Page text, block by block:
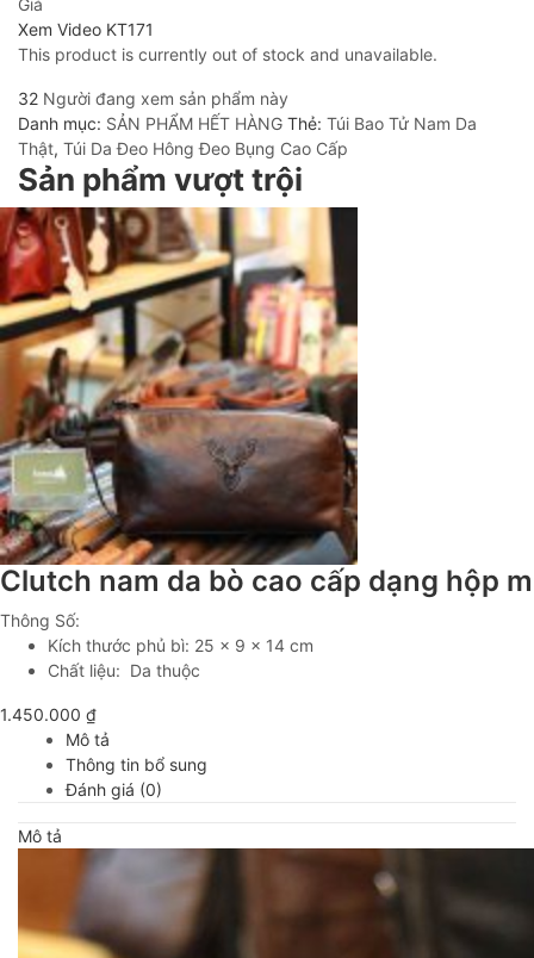
Giá
Xem Video KT171
This product is currently out of stock and unavailable.
32 Người đang xem sản phẩm này
Danh mục: SẢN PHẨM HẾT HÀNG Thẻ: Túi Bao Tử Nam Da
Thật, Túi Da Đeo Hông Đeo Bụng Cao Cấp
Sản phẩm vượt trội
Clutch nam da bò cao cấp dạng hộp
Thông Số:
Kích thước phủ bì: 25 x 9 x 14 cm
Chất liệu: Da thuộc
1.450.000 ₫
Mô tả
Thông tin bổ sung
Đánh giá (0)
Mô tả